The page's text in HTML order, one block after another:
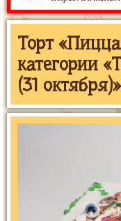
Торт
категории
(31 октября)»